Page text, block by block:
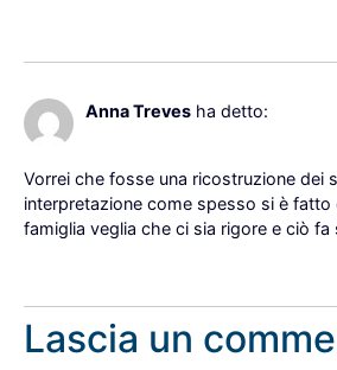
Anna Treves ha detto:
Vorrei che fosse una ricostruzione dei
interpretazione come spesso si è fatto
famiglia veglia che ci sia rigore e ciò fa
Lascia un